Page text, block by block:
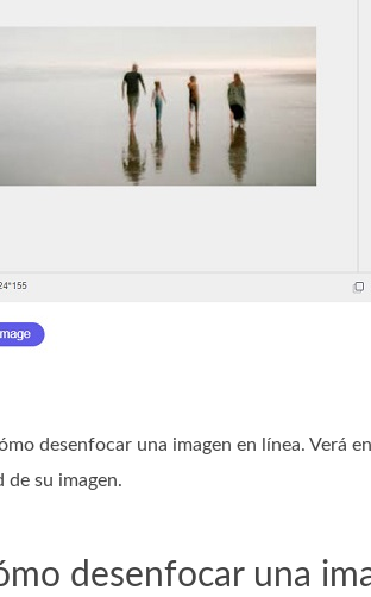
desenfocar una imagen en línea. Verá
de su imagen.
desenfocar una